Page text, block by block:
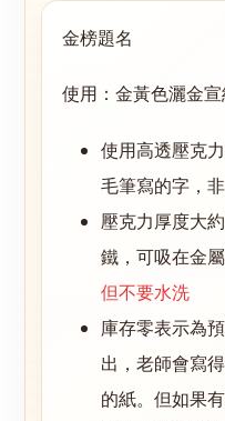
金榜題名
使用：金黃色灑金
使用高透壓克
毛筆寫的字，非
壓克力厚度大
鐵，可吸在金屬
但不要水洗
庫存零表示為
出，老師會寫
的紙。但如果